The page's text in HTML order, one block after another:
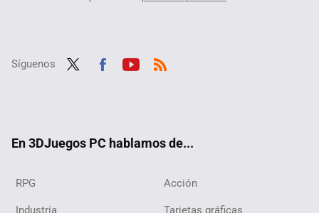
Síguenos
En 3DJuegos PC hablamos de...
RPG Acción
Industria Tarjetas gráficas